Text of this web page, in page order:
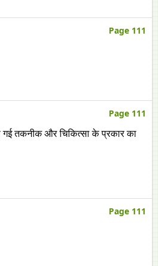
Page 111
Page 111
गई तकनीक और चिकित्सा के प्रकार का
Page 111